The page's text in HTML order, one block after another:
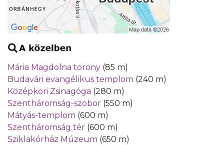
Mária Magdolna torony (85 m)
Budavári evangélikus templom (240 m)
Középkori Zsinagóga (280 m)
Szentháromság-szobor (550 m)
Mátyás-templom (600 m)
Szentháromság tér (600 m)
Sziklakórház Múzeum (650 m)